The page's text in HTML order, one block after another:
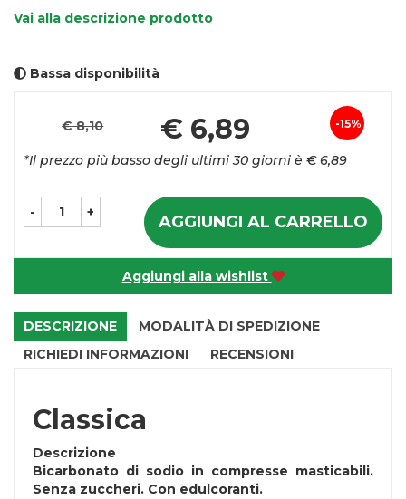
Vai alla descrizione prodotto
Bassa disponibilità
Sconto
15%
€ 8,10 € 6,89
*Il prezzo più basso degli ultimi 30 giorni è € 6,89
- + AGGIUNGI AL CARRELLO
Aggiungi alla wishlist
DESCRIZIONE
MODALITÀ DI SPEDIZIONE
RICHIEDI INFORMAZIONI
RECENSIONI
Classica
Descrizione
Bicarbonato di sodio in compresse masticabili.
Senza zuccheri. Con edulcoranti.